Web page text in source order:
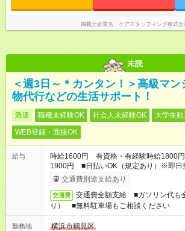
掲載元企業名 ケアスタッフィング株式会
未読
＜週3日～＊カンタン！＞高級マン
物代行などの生活サポート！
派遣 職種未経験OK 社会人未経験OK 大学生歓
WEB登録・面接OK
給与
時給1600円 有資格・有経験時給1800
1900円 ■日払いOK（規定あり）※即日
交通費別途支給あり
交通費
交通費全額支給 ■ガソリン代も
り） ■無料駐車場もご相談ください
勤務地
横浜市鶴見区